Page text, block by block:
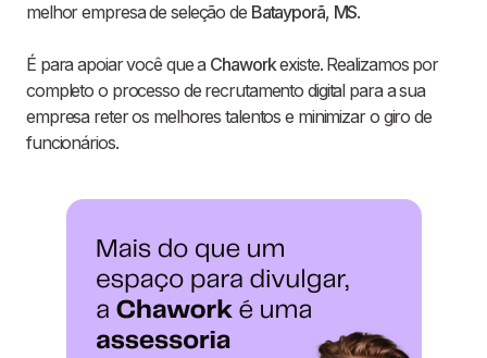
melhor empresa de seleção de Batayporã, MS.
É para apoiar você que a Chaworkexiste. Realizamos por
completo o processo de recrutamento digital para a sua
empresa reter os melhores talentos e minimizar o giro de
funcionários.